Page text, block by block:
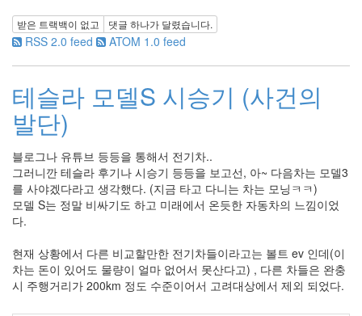
받은 트랙백이 없고 댓글 하나가 달렸습니다.
RSS 2.0 feed ATOM 1.0 feed
테슬라 모델S 시승기 (사건의
발단)
블로그나 유튜브 등등을 통해서 전기차..
그러니깐 테슬라 후기나 시승기 등등을 보고선, 아~ 다음차는 모델3
를 사야겠다라고 생각했다. (지금 타고 다니는 차는 모닝ㅋㅋ)
모델 S는 정말 비싸기도 하고 미래에서 온듯한 자동차의 느낌이었
다.
현재 상황에서 다른 비교할만한 전기차들이라고는 볼트 ev 인데(이
차는 돈이 있어도 물량이 얼마 없어서 못산다고) , 다른 차들은 완충
시 주행거리가 200km 정도 수준이어서 고려대상에서 제외 되었다.